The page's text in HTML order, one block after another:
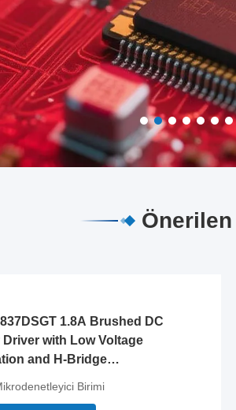
1.8A Brushed DC
Driver with Low Voltage
and H-Bridge
Birimi